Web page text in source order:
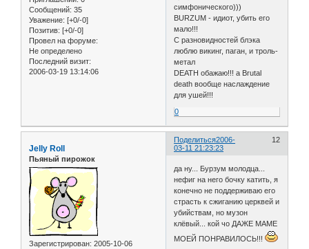
Сообщений: 35
Уважение: [+0/-0]
Позитив: [+0/-0]
Провел на форуме:
Не определено
Последний визит:
2006-03-19 13:14:06
симфонического)))
BURZUM - идиот, убить его
мало!!!
С разновидностей блэка
люблю викинг, паган, и троль-
метал
DEATH обажаю!!! а Brutal
death вообще наслаждение
для ушей!!!
0
Поделиться 12
2006-
03-11 21:23:23
Jelly Roll
Пьяный пирожок
Зарегистрирован: 2005-10-06
да ну... Бурзум молодца...
нефиг на него бочку катить, я
конечно не поддерживаю его
страсть к сжиганию церквей и
убийствам, но музон
клёвый... кой чо ДАЖЕ МАМЕ
МОЕЙ ПОНРАВИЛОСЬ!!!